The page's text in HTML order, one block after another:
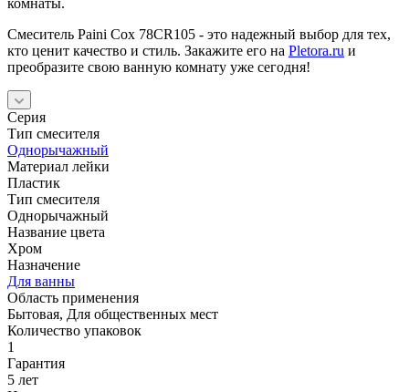
Смеситель Paini Cox 78CR105 - это надежный выбор для тех,
кто ценит качество и стиль. Закажите его на Pletora.ru и
преобразите свою ванную комнату уже сегодня!
Серия
Тип смесителя
Однорычажный
Материал лейки
Пластик
Тип смесителя
Однорычажный
Название цвета
Хром
Назначение
Для ванны
Область применения
Бытовая, Для общественных мест
Количество упаковок
1
Гарантия
5 лет